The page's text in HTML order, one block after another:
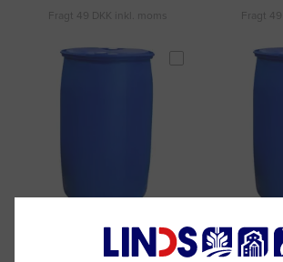
Fragt 49 DKK inkl. moms Fragt 49
Staldsæbe Foam 32 T - 230 kg
Varenummer: 1079684
Staldsæbe